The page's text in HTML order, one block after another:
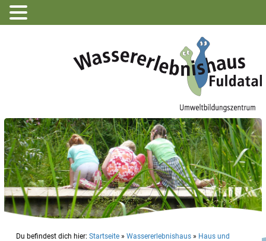
Du befindest dich hier: Startseite » Wassererlebnishaus » Haus und